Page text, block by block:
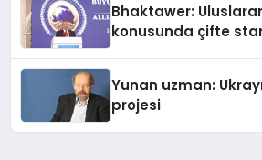
Bhaktawer:
konusunda çifte
Yunan uzman:
projesi